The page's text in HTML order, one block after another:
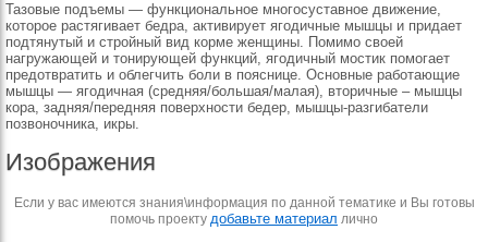
Тазовые подъемы — функциональное многосуставное движение,
которое растягивает бедра, активирует ягодичные мышцы и придает
подтянутый и стройный вид корме женщины. Помимо своей
нагружающей и тонирующей функций, ягодичный мостик помогает
предотвратить и облегчить боли в пояснице. Основные работающие
мышцы — ягодичная (средняя/большая/малая), вторичные – мышцы
кора, задняя/передняя поверхности бедер, мышцы-разгибатели
позвоночника, икры.
Изображения
Если у вас имеются знания\информация по данной тематике и Вы готовы
помочь проекту добавьте материал лично